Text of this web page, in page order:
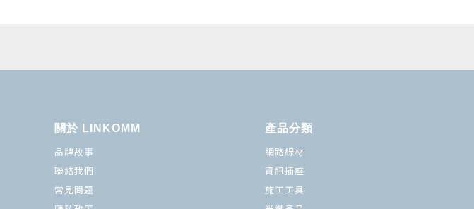
關於 LINKOMM
品牌故事
聯絡我們
常見問題
產品分類
網路線材
資訊插座
施工工具